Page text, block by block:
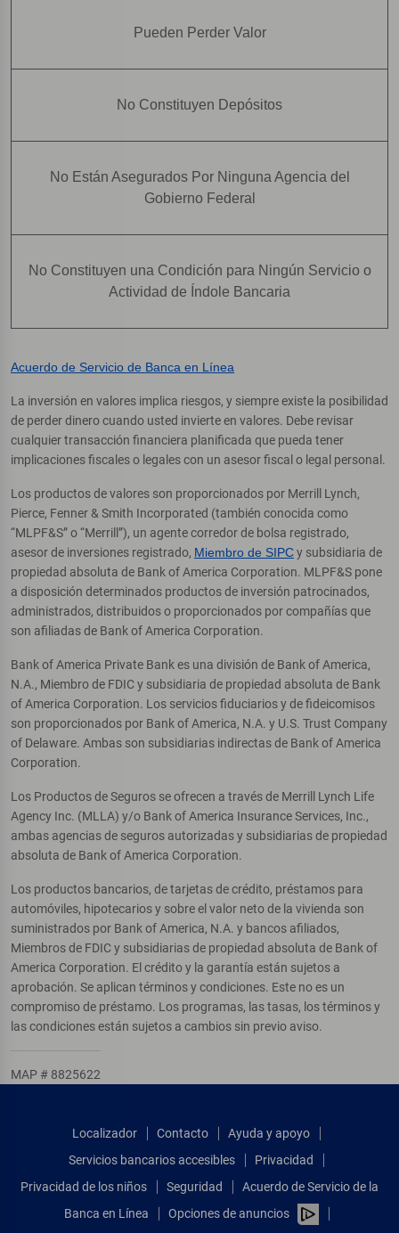
Pueden Perder Valor
No Constituyen Depósitos
No Están Asegurados Por Ninguna Agencia del
Gobierno Federal
No Constituyen una Condición para Ningún Servicio o
Actividad de Índole Bancaria
Acuerdo de Servicio de Banca en Línea
La inversión en valores implica riesgos, y siempre existe la posibilidad
de perder dinero cuando usted invierte en valores. Debe revisar
cualquier transacción financiera planificada que pueda tener
implicaciones fiscales o legales con un asesor fiscal o legal personal.
Los productos de valores son proporcionados por Merrill Lynch,
Pierce, Fenner & Smith Incorporated (también conocida como
“MLPF&S” o “Merrill”), un agente corredor de bolsa registrado,
asesor de inversiones registrado, Miembro de SIPCy subsidiaria de
propiedad absoluta de Bank of America Corporation. MLPF&S pone
a disposición determinados productos de inversión patrocinados,
administrados, distribuidos o proporcionados por compañías que
son afiliadas de Bank of America Corporation.
Bank of America Private Bank es una división de Bank of America,
N.A., Miembro de FDIC y subsidiaria de propiedad absoluta de Bank
of America Corporation. Los servicios fiduciarios y de fideicomisos
son proporcionados por Bank of America, N.A. y U.S. Trust Company
of Delaware. Ambas son subsidiarias indirectas de Bank of America
Corporation.
Los Productos de Seguros se ofrecen a través de Merrill Lynch Life
Agency Inc. (MLLA) y/o Bank of America Insurance Services, Inc.,
ambas agencias de seguros autorizadas y subsidiarias de propiedad
absoluta de Bank of America Corporation.
Los productos bancarios, de tarjetas de crédito, préstamos para
automóviles, hipotecarios y sobre el valor neto de la vivienda son
suministrados por Bank of America, N.A. y bancos afiliados,
Miembros de FDIC y subsidiarias de propiedad absoluta de Bank of
America Corporation. El crédito y la garantía están sujetos a
aprobación. Se aplican términos y condiciones. Este no es un
compromiso de préstamo. Los programas, las tasas, los términos y
las condiciones están sujetos a cambios sin previo aviso.
MAP # 8825622
Localizador Contacto
Ayuda y apoyo
Servicios bancarios accesibles
Privacidad
Privacidad de los niños
Seguridad
Acuerdo de Servicio de la
Banca en Línea
Opciones de anuncios